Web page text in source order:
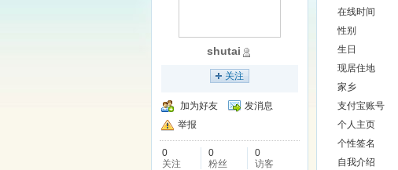
shutai
关注
加为好友
发消息
举报
0
关注
0
粉丝
0
访客
在线时间
性别
生日
现居住地
家乡
支付宝账号
个人主页
个性签名
自我介绍